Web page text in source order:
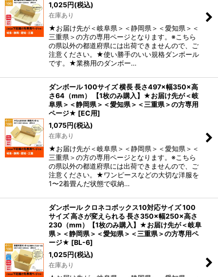
1,025円(税込)
在庫あり
★お届け先が＜岐阜県＞＜静岡県＞＜愛知県＞＜
三重県＞の方の専用ページとなります。※こちら
の県以外の都道府県には出荷できませんので、ご
注意ください。★使い勝手のいい規格ダンボール
です。★業務用のダンボー…
ダンボール 100サイズ 横長 長さ497×幅350×高
さ64（mm） 【1枚のみ購入】★お届け先が＜岐
阜県＞＜静岡県＞＜愛知県＞＜三重県＞の方専用
ページ★ [EC用]
1,075円(税込)
在庫あり
★お届け先が＜岐阜県＞＜静岡県＞＜愛知県＞＜
三重県＞の方の専用ページとなります。※こちら
の県以外の都道府県には出荷できませんので、ご
注意ください。★ワンピースなどの大切な洋服を
1〜2着畳んだ状態で収納…
ダンボール クロネコボックス10対応サイズ 100
サイズ 高さが変えられる 長さ350×幅250×高さ
230（mm）【1枚のみ購入】★お届け先が＜岐阜
県＞＜静岡県＞＜愛知県＞＜三重県＞の方専用ペ
ージ★ [BL-6]
1,025円(税込)
在庫あり